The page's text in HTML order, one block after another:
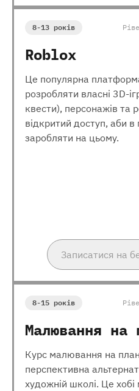
8-13 років
Roblox
Це популярна
розробляти власні 3D-
квести), персонажів та
відкритий доступ, аби в
заробляти на цьому.
Записатися на
8-15 років
Малювання на
Курс малювання на
перспективна
художній школі. Це